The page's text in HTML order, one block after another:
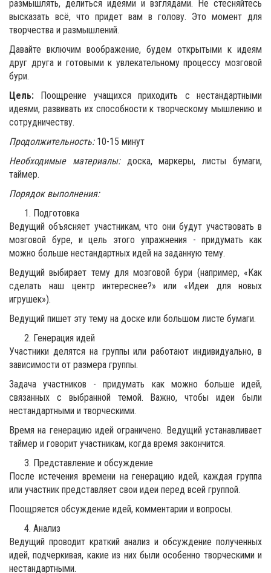
размышлять, делиться идеями и взглядами. Не стесняйтесь
высказать всё, что придет вам в голову. Это момент для
творчества и размышлений.
Давайте включим воображение, будем открытыми к идеям
друг друга и готовыми к увлекательному процессу мозговой
бури.
Цель: Поощрение учащихся приходить с нестандартными
идеями, развивать их способности к творческому мышлению и
сотрудничеству.
Продолжительность:10-15 минут
Необходимые материалы:доска, маркеры, листы бумаги,
таймер.
Порядок выполнения:
Подготовка
Ведущий объясняет участникам, что они будут участвовать в
мозговой буре, и цель этого упражнения - придумать как
можно больше нестандартных идей на заданную тему.
Ведущий выбирает тему для мозговой бури (например, «Как
сделать наш центр интереснее?» или «Идеи для новых
игрушек»).
Ведущий пишет эту тему на доске или большом листе бумаги.
Генерация идей
Участники делятся на группы или работают индивидуально, в
зависимости от размера группы.
Задача участников - придумать как можно больше идей,
связанных с выбранной темой. Важно, чтобы идеи были
нестандартными и творческими.
Время на генерацию идей ограничено. Ведущий устанавливает
таймер и говорит участникам, когда время закончится.
Представление и обсуждение
После истечения времени на генерацию идей, каждая группа
или участник представляет свои идеи перед всей группой.
Поощряется обсуждение идей, комментарии и вопросы.
Анализ
Ведущий проводит краткий анализ и обсуждение полученных
идей, подчеркивая, какие из них были особенно творческими и
нестандартными.